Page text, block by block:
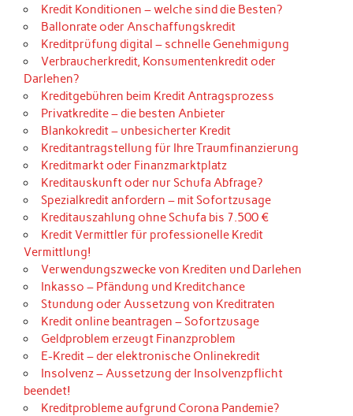
Kredit Konditionen – welche sind die Besten?
Ballonrate oder Anschaffungskredit
Kreditprüfung digital – schnelle Genehmigung
Verbraucherkredit, Konsumentenkredit oder
Darlehen?
Kreditgebühren beim Kredit Antragsprozess
Privatkredite – die besten Anbieter
Blankokredit – unbesicherter Kredit
Kreditantragstellung für Ihre Traumfinanzierung
Kreditmarkt oder Finanzmarktplatz
Kreditauskunft oder nur Schufa Abfrage?
Spezialkredit anfordern – mit Sofortzusage
Kreditauszahlung ohne Schufa bis 7.500 €
Kredit Vermittler für professionelle Kredit
Vermittlung!
Verwendungszwecke von Krediten und Darlehen
Inkasso – Pfändung und Kreditchance
Stundung oder Aussetzung von Kreditraten
Kredit online beantragen – Sofortzusage
Geldproblem erzeugt Finanzproblem
E-Kredit – der elektronische Onlinekredit
Insolvenz – Aussetzung der Insolvenzpflicht
beendet!
Kreditprobleme aufgrund Corona Pandemie?